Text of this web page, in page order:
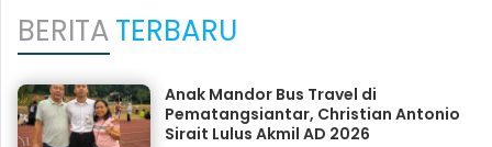
BERITATERBARU
Anak Mandor Bus Travel di
Pematangsiantar, Christian Antonio
Sirait Lulus Akmil AD 2026